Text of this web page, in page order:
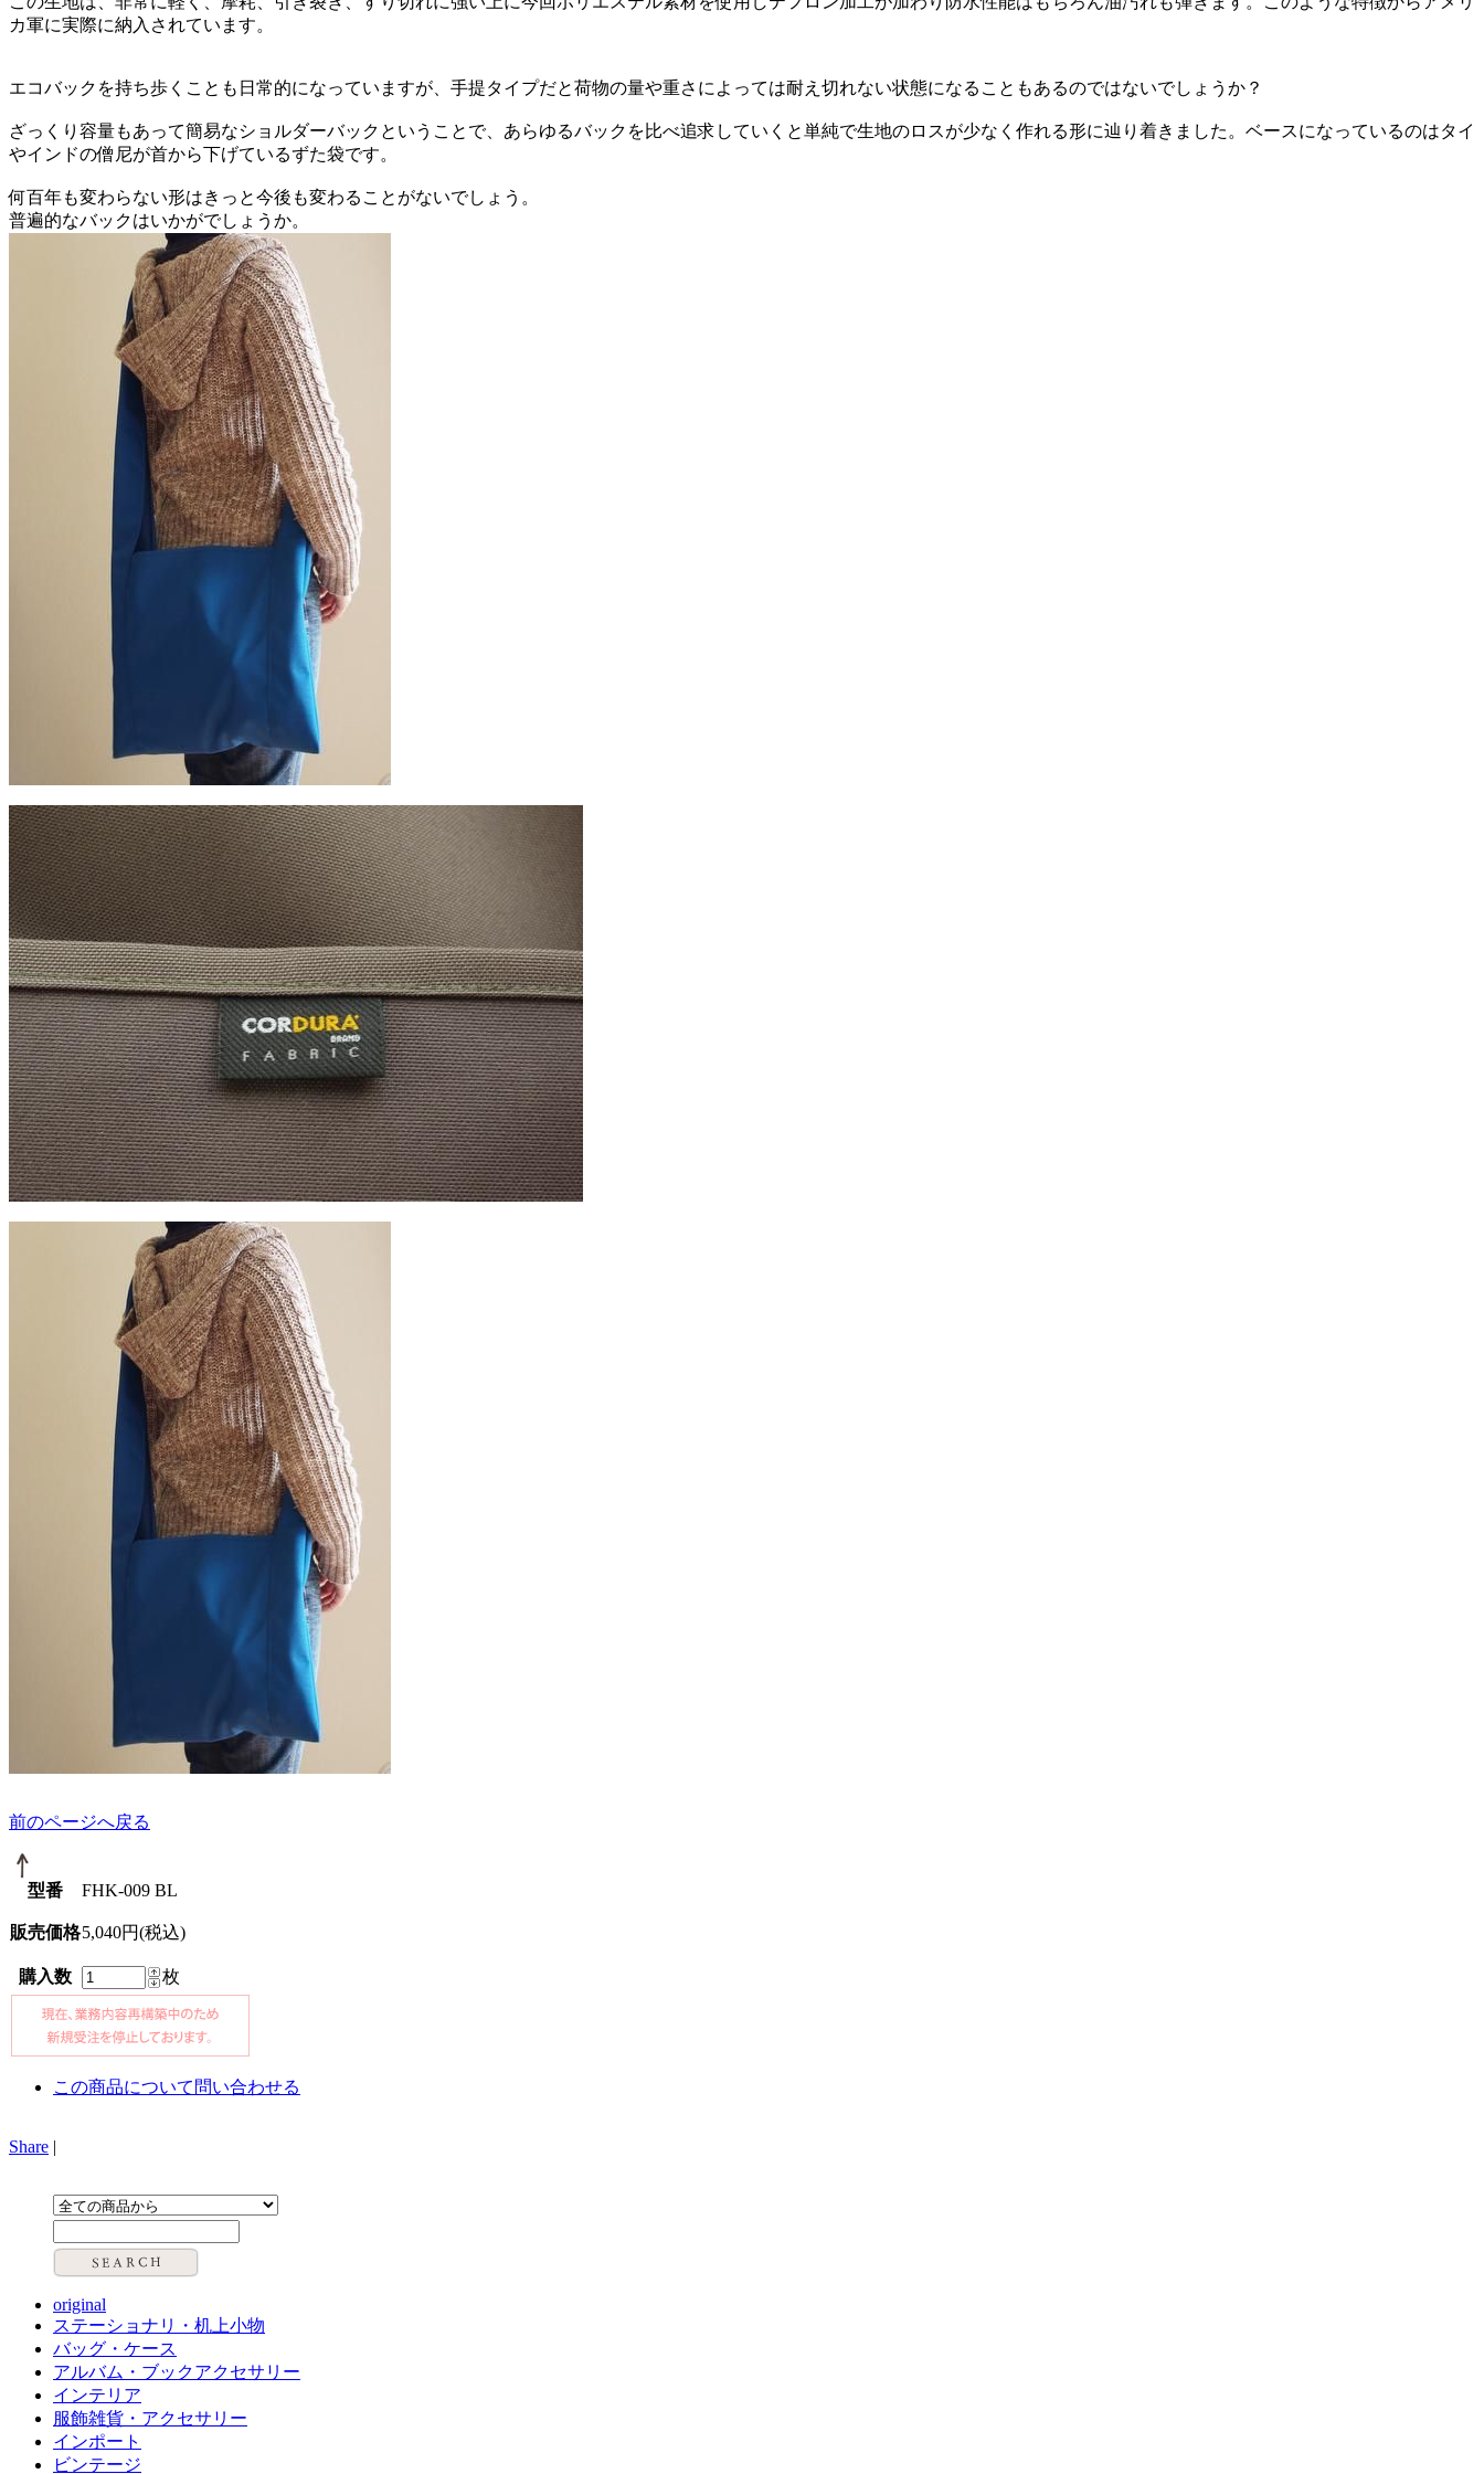
カ軍に実際に納入されています。
エコバックを持ち歩くことも日常的になっていますが、手提タイプだと荷物の量や重さによっては耐え切れない状態になることもあるのではないでしょうか？
ざっくり容量もあって簡易なショルダーバックということで、あらゆるバックを比べ追求していくと単純で生地のロスが少なく作れる形に辿り着きました。ベースになっているのはタイ
やインドの僧尼が首から下げているずた袋です。
何百年も変わらない形はきっと今後も変わることがないでしょう。
普遍的なバックはいかがでしょうか。
前のページへ戻る
型番 FHK-009 BL
販売価格5,040円(税込)
購入数 枚
この商品について問い合わせる
Share |
original
ステーショナリ・机上小物
バッグ・ケース
アルバム・ブックアクセサリー
インテリア
服飾雑貨・アクセサリー
インポート
ビンテージ